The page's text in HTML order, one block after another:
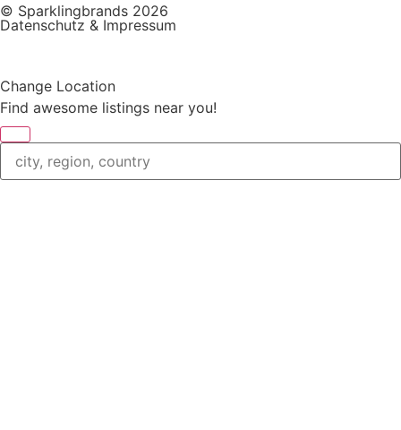
© Sparklingbrands 2026
Datenschutz & Impressum
Change Location
Find awesome listings near you!
Change Location